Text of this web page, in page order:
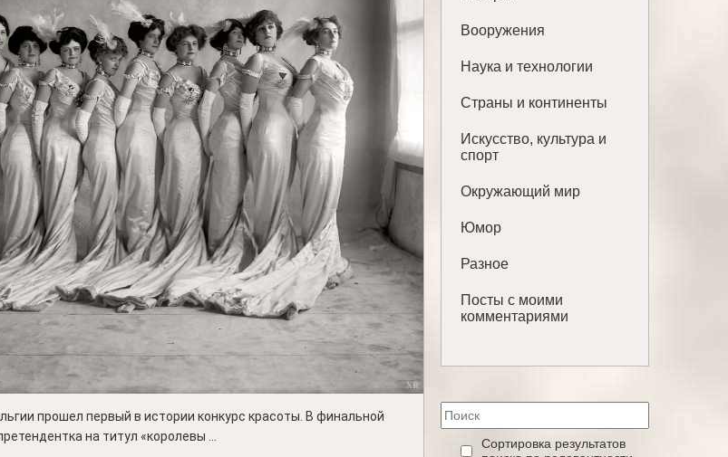
прошел первый в истории конкурс красоты. В финальной
на титул «королевы ...
Вооружения
Наука и технологии
Страны и континенты
Искусство, культура и
спорт
Окружающий мир
Юмор
Разное
Посты с моими
комментариями
‎Сортировка результатов